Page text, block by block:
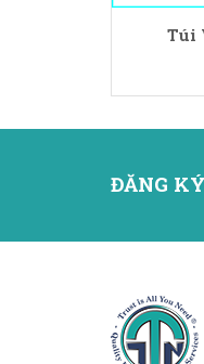
Túi
ĐĂNG